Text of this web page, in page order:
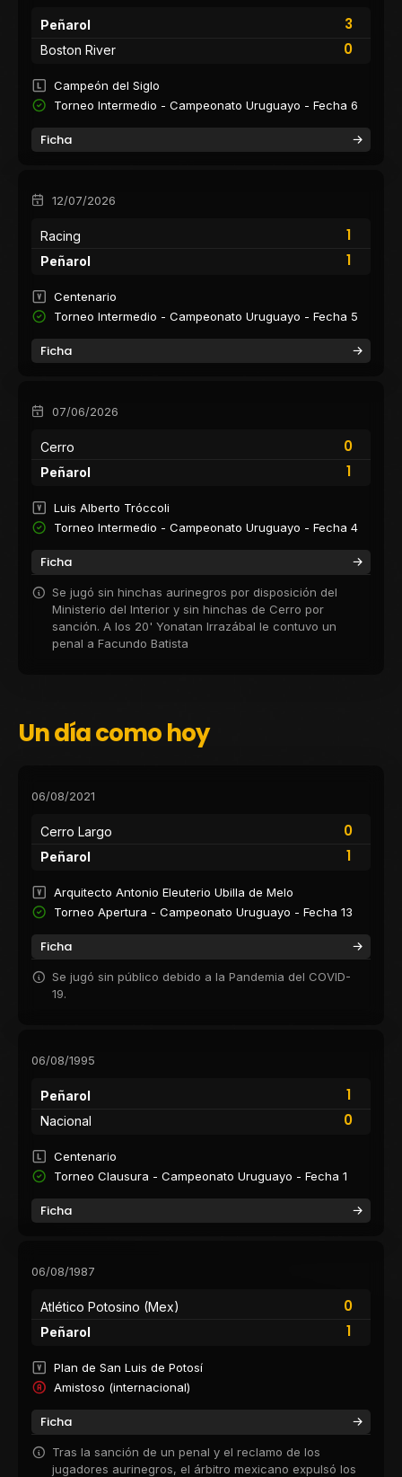
Peñarol
3
0
Boston River
Campeón del Siglo
Torneo Intermedio - Campeonato Uruguayo - Fecha 6
Ficha
12/07/2026
Racing
1
1
Peñarol
Centenario
Torneo Intermedio - Campeonato Uruguayo - Fecha 5
Ficha
07/06/2026
Cerro
0
1
Peñarol
Luis Alberto Tróccoli
Torneo Intermedio - Campeonato Uruguayo - Fecha 4
Ficha
Se jugó sin hinchas aurinegros por disposición del
Ministerio del Interior y sin hinchas de Cerro por
sanción. A los 20' Yonatan Irrazábal le contuvo un
penal a Facundo Batista
Un día como hoy
06/08/2021
Cerro Largo
0
1
Peñarol
Arquitecto Antonio Eleuterio Ubilla de Melo
Torneo Apertura - Campeonato Uruguayo - Fecha 13
Ficha
Se jugó sin público debido a la Pandemia del COVID-
19.
06/08/1995
Peñarol
1
0
Nacional
Centenario
Torneo Clausura - Campeonato Uruguayo - Fecha 1
Ficha
06/08/1987
Atlético Potosino (Mex)
0
1
Peñarol
Plan de San Luis de Potosí
Amistoso (internacional)
Ficha
Tras la sanción de un penal y el reclamo de los
jugadores aurinegros, el árbitro mexicano expulsó los